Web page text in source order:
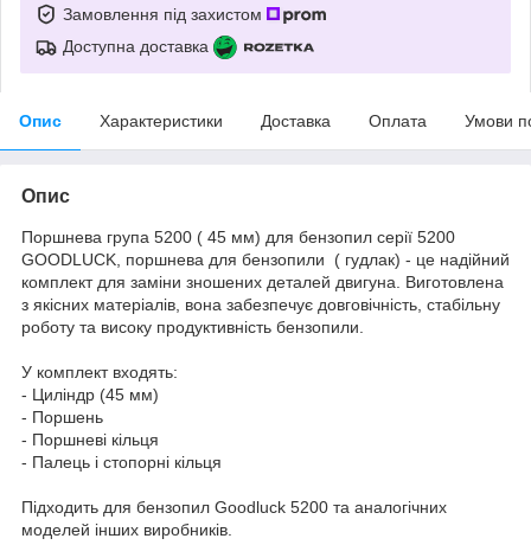
Замовлення під захистом
Доступна доставка
Опис Характеристики Доставка Оплата Умови
Опис
Поршнева група 5200 ( 45 мм) для бензопил серії 5200
GOODLUCK, поршнева для бензопили ( гудлак) - це надійний
комплект для заміни зношених деталей двигуна. Виготовлена
з якісних матеріалів, вона забезпечує довговічність, стабільну
роботу та високу продуктивність бензопили.
У комплект входять:
- Циліндр (45 мм)
- Поршень
- Поршневі кільця
- Палець і стопорні кільця
Підходить для бензопил Goodluck 5200 та аналогічних
моделей інших виробників.